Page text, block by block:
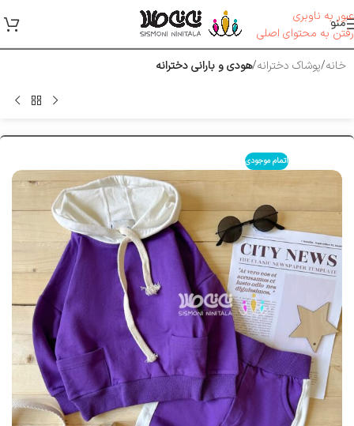
عبور به ناوبری
رفتن به محتوای اصلی
منو
خانه پوشاک دخترانه هودی و بارانی دخترانه
اتمام موجودی